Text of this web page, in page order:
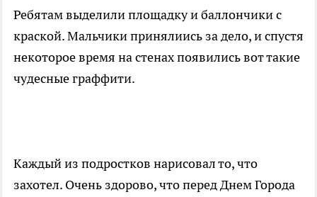
Ребятам выделили площадку и баллончики с
краской. Мальчики принялиись за дело, и спустя
некоторое время на стенах появились вот такие
чудесные граффити.
Каждый из подростков нарисовал то, что
захотел. Очень здорово, что перед Днем Города